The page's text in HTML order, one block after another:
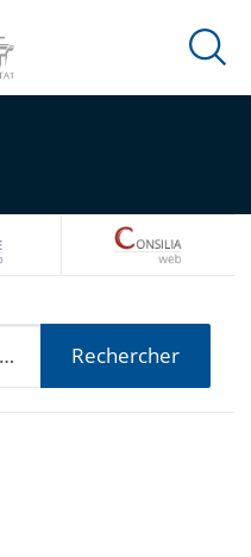
Ouvrir
ARIANEWEB
Rechercher